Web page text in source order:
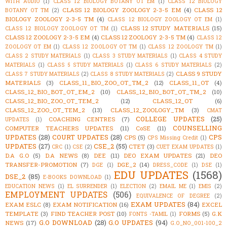
BOTANY OT TM (2) CLASS 12 BIOLOGY ZOOLOGY 2-3-5 EM (4) CLASS 12
BIOLOGY ZOOLOGY 2-3-5 TM (4) CLASS 12 BIOLOGY ZOOLOGY OT EM (1)
CLASS 12 BIOLOGY ZOOLOGY OT TM (1) CLASS 12 STUDY MATERIALS (15)
CLASS 12 ZOOLOGY 2-3-5 EM (4) CLASS 12 ZOOLOGY 2-3-5 TM (4) CLASS 12
ZOOLOGY OT EM (1) CLASS 12 ZOOLOGY OT TM (1) CLASS 12 ZOOLOGY TM (1)
CLASS 2 STUDY MATERIALS (1) CLASS 3 STUDY MATERIALS (1) CLASS 4 STUDY
MATERIALS (1) CLASS 5 STUDY MATERIALS (1) CLASS 6 STUDY MATERIALS (2)
CLASS 7 STUDY MATERIALS (2) CLASS 8 STUDY MATERIALS (2) CLASS 9 STUDY
MATERIALS
(3) CLASS_11_BIO_ZOO_OT_TM_2 (12) CLASS_11_OT
(4)
CLASS_12_BIO_BOT_OT_EM_2
(10) CLASS_12_BIO_BOT_OT_TM_2
(10)
CLASS_12_BIO_ZOO_OT_TEM_2
(12) CLASS_12_OT
(6)
CLASS_12_ZOO_OT_TEM_2
(13) CLASS_12_ZOOLOGY_TM (3)
CMAT
UPDATES
(1) COACHING CENTRES (7) COLLEGE UPDATES (25)
COMPUTER TEACHERS UPDATES (11) CoSE (11)
COUNSELLING
UPDATES (28) COURT UPDATES (28) CPS (5) CPS Missing Credit (1) CPS
UPDATES (27) CRC (1) CSE (2) CSE_2 (55) CTET (3) CUET EXAM UPDATES (1)
D.A G.O (5) D.A NEWS (8) DEE (11) DEO EXAM UPDATES (21)
DEO
TRANSFER-PROMOTION (7) DGE (1) DGE_2 (14) DRESS_CODE (1) DSE (1)
DSE_2 (85) E-BOOKS DOWNLOAD (1) EDU UPDATES (1568)
EDUCATION NEWS (1) EL SURRENDER (1) ELECTION (2) EMAIL ME (1) EMIS (2)
EMPLOYMENT UPDATES (506) EQUIVALENCE OF DEGREE (2)
EXAM ESLC (8) EXAM NOTIFICATION (16) EXAM UPDATES (84) EXCEL
TEMPLATE (3) FIND TEACHER POST (10) FONTS -TAMIL (1) FORMS (5) G.K
NEWS (17) G.O DOWNLOAD (28) G.O UPDATES (94) G.O_NO_001-100_2